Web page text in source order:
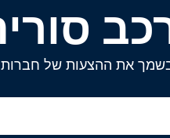
בשמך את ההצעות של חברות